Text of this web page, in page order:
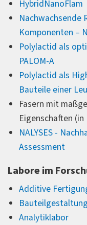
HybridNanoFlam
Nachwachsende
Komponenten –
Polylactid als
PALOM-A
Polylactid als
Bauteile einer
Fasern mit
Eigenschaften
NALYSES -
Assessment
Labore im
Additive
Analytiklabor